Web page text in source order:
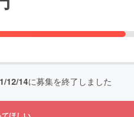
12/14に募集を終了しました